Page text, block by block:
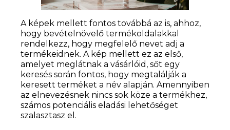
A képek mellett fontos továbbá az is, ahhoz,
hogy bevételnövelő termékoldalakkal
rendelkezz, hogy megfelelő nevet adj a
termékeidnek. A kép mellett ez az első,
amelyet meglátnak a vásárlóid, sőt egy
keresés során fontos, hogy megtalálják a
keresett terméket a név alapján. Amennyiben
az elnevezésnek nincs sok köze a termékhez,
számos potenciális eladási lehetőséget
szalasztasz el.